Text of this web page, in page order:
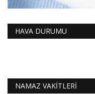
HAVA DURUMU
NAMAZ VAKİTLERİ